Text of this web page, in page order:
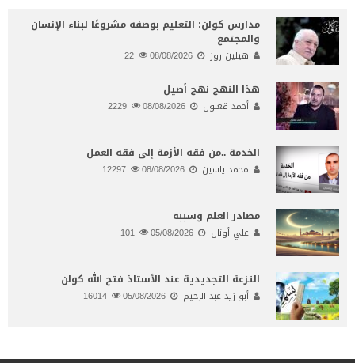
مدارس كولن: التعليم بوصفه مشروعًا لبناء الإنسان
والمجتمع
هيلين روز 08/08/2026
هذا النهج نهج أصيل
أحمد قعلول 08/08/2026
الخدمة ..من فقه الأزمة إلى فقه العمل
محمد ياسين 08/08/2026
مصادر العلم وسببه
علي أونال 05/08/2026
النـزعة التجديدية عند الأستاذ فتح الله كولن
أبو زيد عبد الرحيم 05/08/2026